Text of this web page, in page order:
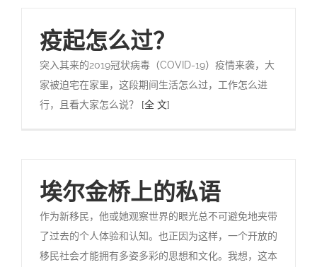
疫起怎么过？
突入其来的2019冠状病毒（COVID-19）疫情来袭，大
家被迫宅在家里，这段期间生活怎么过，工作怎么进
行，且看大家怎么说？ [全 文]
埃尔金桥上的私语
作为新移民，他或她观察世界的眼光总不可避免地夹带
了过去的个人体验和认知。也正因为这样，一个开放的
移民社会才能拥有多姿多彩的思想和文化。我想，这本